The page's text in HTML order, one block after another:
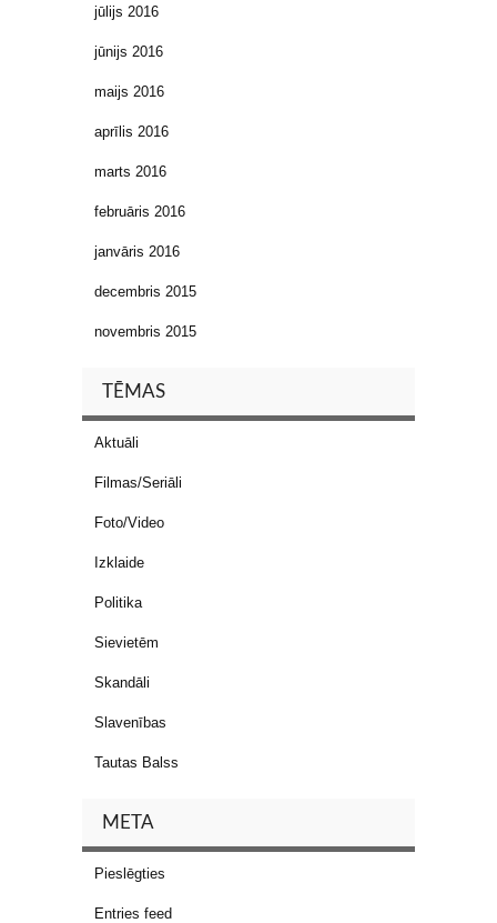
jūlijs 2016
jūnijs 2016
maijs 2016
aprīlis 2016
marts 2016
februāris 2016
janvāris 2016
decembris 2015
novembris 2015
TĒMAS
Aktuāli
Filmas/Seriāli
Foto/Video
Izklaide
Politika
Sievietēm
Skandāli
Slavenības
Tautas Balss
META
Pieslēgties
Entries feed